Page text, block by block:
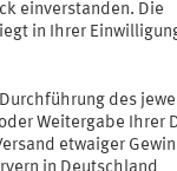
einverstanden. Die
in Ihrer
des
Weitergabe Ihrer
etwaiger